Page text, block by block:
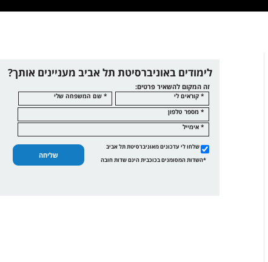
לימודים באוניברסיטת תל אביב מעניינים אותך?
זה המקום להשאיר פרטים:
* קוראים לי
* שם המשפחה שלי
* מספר טלפון
* אימייל
שלחו לי עדכונים מאוניברסיטת תל אביב
שליחה
*השדות המסומנים בכוכבית הינם שדות חובה